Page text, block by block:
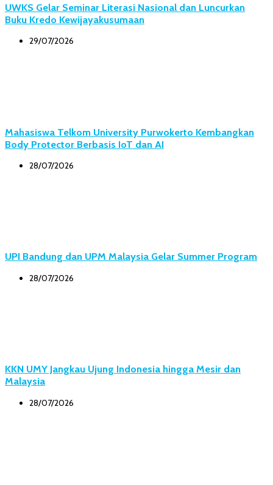
UWKS Gelar Seminar Literasi Nasional dan Luncurkan
Buku Kredo Kewijayakusumaan
29/07/2026
Mahasiswa Telkom University Purwokerto Kembangkan
Body Protector Berbasis IoT dan AI
28/07/2026
UPI Bandung dan UPM Malaysia Gelar Summer Program
28/07/2026
KKN UMY Jangkau Ujung Indonesia hingga Mesir dan
Malaysia
28/07/2026